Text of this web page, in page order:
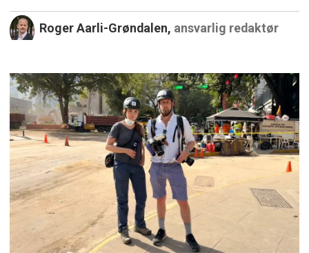
Roger Aarli-Grøndalen, ansvarlig redaktør